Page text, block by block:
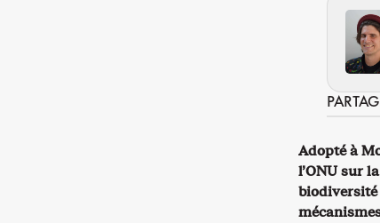
Adopté à
l’ONU sur
biodiversité